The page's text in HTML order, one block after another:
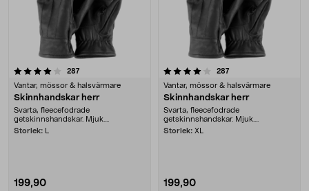
287recensioner
Vantar, mössor & halsvärmare
Skinnhandskar herr
Svarta, fleecefodrade
getskinnshandskar. Mjuk....
Storlek:
199,90
4.0 av 5 stjärnor 287recensioner
Vantar, mössor & halsvärmare
Skinnhandskar herr
Svarta, fleecefodrade
getskinnshandskar. Mjuk....
Storlek: XL
199,90